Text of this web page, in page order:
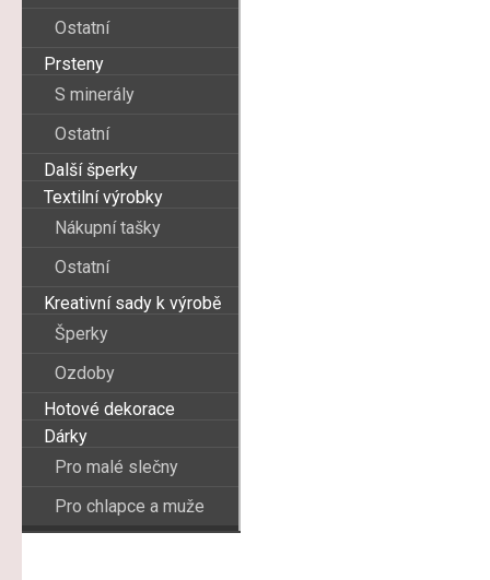
Ostatní
Prsteny
S minerály
Ostatní
Další šperky
Textilní výrobky
Nákupní tašky
Ostatní
Kreativní sady k výrobě
Šperky
Ozdoby
Hotové dekorace
Dárky
Pro malé slečny
Pro chlapce a muže